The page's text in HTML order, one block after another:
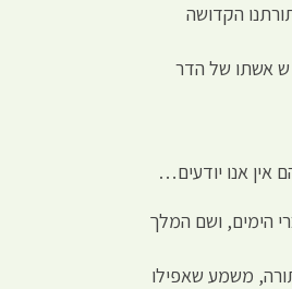
הקדושה
ש אשתו של הדר
אנו יודעים…
הימים, ושם המלך
משמע שאפילו